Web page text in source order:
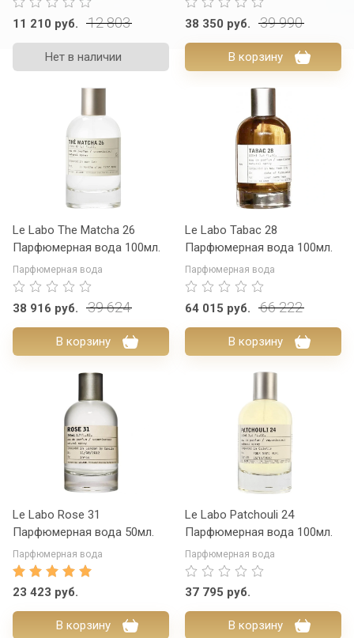
11 210 руб. 12 803
Нет в наличии
38 350 руб. 39 990
В корзину
Le Labo The Matcha 26
Парфюмерная вода 100мл.
38 916 руб. 39 624
Парфюмерная вода
В корзину
Le Labo Tabac 28
Парфюмерная вода 100мл.
64 015 руб. 66 222
Парфюмерная вода
В корзину
Le Labo Rose 31
Парфюмерная вода 50мл.
23 423 руб.
Парфюмерная вода
В корзину
Le Labo Patchouli 24
Парфюмерная вода 100мл.
37 795 руб.
Парфюмерная вода
В корзину